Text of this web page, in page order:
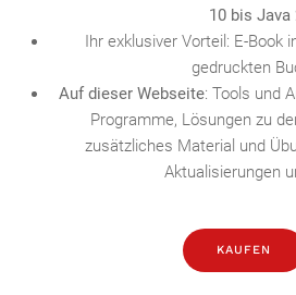
10 bis Java
Ihr exklusiver Vorteil: E-Book
gedruckten
Auf dieser Webseite: Tools und
Programme, Lösungen zu
zusätzliches Material und
Aktualisierungen
KAUFEN